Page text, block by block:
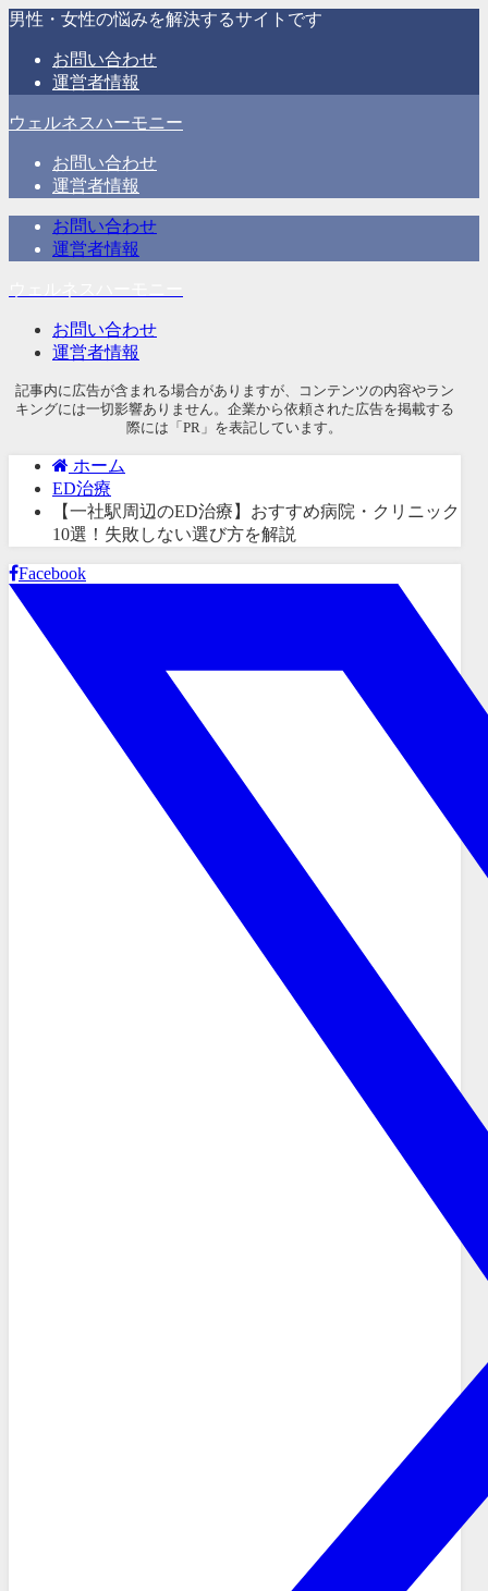
男性・女性の悩みを解決するサイトです
お問い合わせ
運営者情報
ウェルネスハーモニー
お問い合わせ
運営者情報
お問い合わせ
運営者情報
お問い合わせ
運営者情報
記事内に広告が含まれる場合がありますが、コンテンツの内容やラン
キングには一切影響ありません。企業から依頼された広告を掲載する
際には「PR」を表記しています。
ホーム
ED治療
【一社駅周辺のED治療】おすすめ病院・クリニック
10選！失敗しない選び方を解説
Facebook